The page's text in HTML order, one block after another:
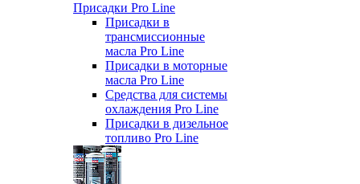
Присадки Pro Line
Присадки в
трансмиссионные
масла Pro Line
Присадки в моторные
масла Pro Line
Средства для системы
охлаждения Pro Line
Присадки в дизельное
топливо Pro Line